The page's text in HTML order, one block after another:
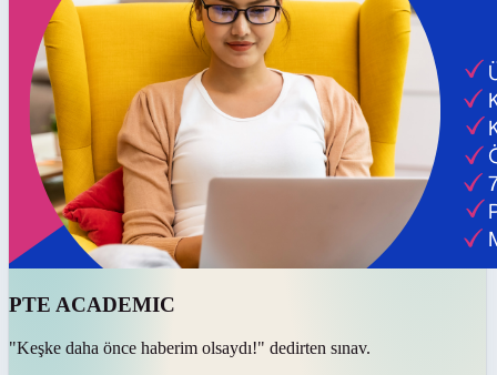
PTE ACADEMIC
"Keşke daha önce haberim olsaydı!" dedirten sınav.